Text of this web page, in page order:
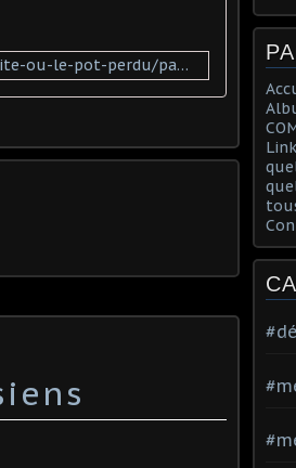
http://www.lulu.com/shop/marie-chevalier/marguerite-ou-le-pot-perdu/paperback/product-22225775.html